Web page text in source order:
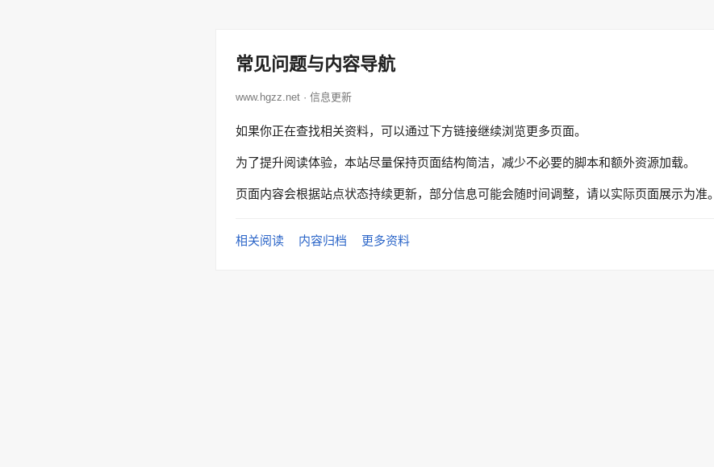
常见问题与内容导航
www.hgzz.net · 信息更新
如果你正在查找相关资料，可以通过下方链接继续浏览更多页面。
为了提升阅读体验，本站尽量保持页面结构简洁，减少不必要的脚本和额外资源加载。
页面内容会根据站点状态持续更新，部分信息可能会随时间调整，请以实际页面展示为准。
相关阅读 内容归档 更多资料